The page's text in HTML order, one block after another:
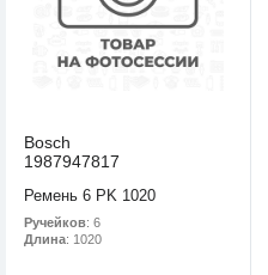
Bosch
1987947817
Ремень 6 PK 1020
Ручейков: 6
Длина: 1020